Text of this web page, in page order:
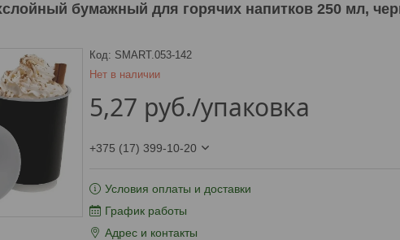
бумажный для горячих напитков 250 мл,
Нет в наличии
Код: SMART.053-142
5,27 руб./упаковка
+375 (17) 399-10-20
Условия оплаты и доставки
График работы
Адрес и контакты